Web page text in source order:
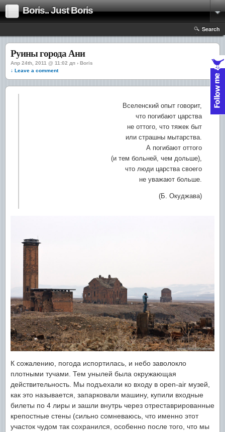
Boris.. Just Boris
Search
Руины города Ани
Апр 24th, 2011 @ 11:02 дп › Boris
↓ Leave a comment
Вселенский опыт говорит,
что погибают царства
не оттого, что тяжек быт
или страшны мытарства.
А погибают оттого
(и тем больней, чем дольше),
что люди царства своего
не уважают больше.
(Б. Окуджава)
К сожалению, погода испортилась, и небо заволокло
плотными тучами. Тем унылей была окружающая
действительность. Мы подъехали ко входу в open-air музей,
как это называется, запарковали машину, купили входные
билеты по 4 лиры и зашли внутрь через отреставрированные
крепостные стены (сильно сомневаюсь, что именно этот
участок чудом так сохранился, особенно после того, что мы